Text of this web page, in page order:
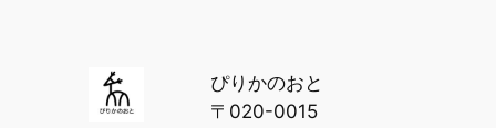
ぴりかのおと
〒020-0015